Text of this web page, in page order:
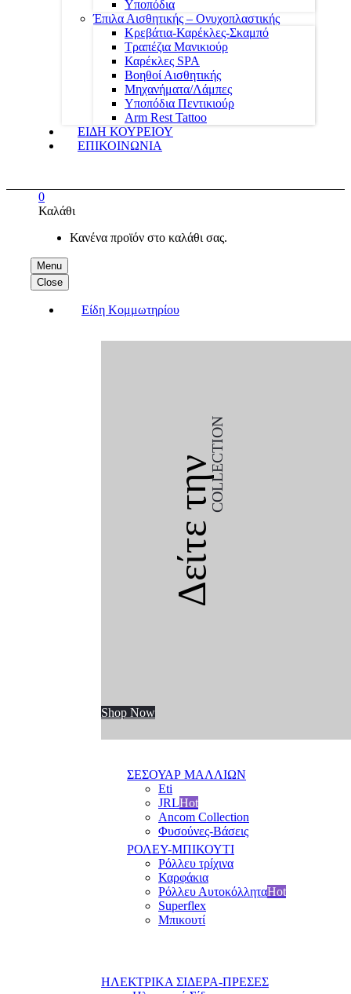
Υποπόδια
Έπιλα Αισθητικής – Ονυχοπλαστικής
Κρεβάτια-Καρέκλες-Σκαμπό
Τραπέζια Μανικιούρ
Καρέκλες SPA
Βοηθοί Αισθητικής
Μηχανήματα/Λάμπες
Υποπόδια Πεντικιούρ
Arm Rest Tattoo
ΕΙΔΗ ΚΟΥΡΕΙΟΥ
ΕΠΙΚΟΙΝΩΝΙΑ
Menu
Close
Είδη Κομμωτηρίου
Δείτε τηνCOLLECTION
Shop Now
ΣΕΣΟΥΑΡ ΜΑΛΛΙΩΝ
Eti
JRLHot
Ancom Collection
Φυσούνες-Βάσεις
ΡΟΛΕΥ-ΜΠΙΚΟΥΤΙ
Ρόλλευ τρίχινα
Καρφάκια
Ρόλλευ ΑυτοκόλληταHot
Superflex
Μπικουτί
ΗΛΕΚΤΡΙΚΑ ΣΙΔΕΡΑ-ΠΡΕΣΕΣ
0
Καλάθι
Κανένα προϊόν στο καλάθι σας.